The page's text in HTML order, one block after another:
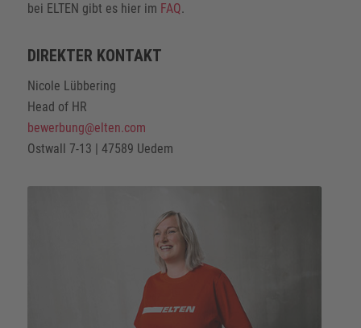
bei ELTEN gibt es hier im FAQ.
DIREKTER KONTAKT
Nicole Lübbering
Head of HR
bewerbung@elten.com
Ostwall 7-13 | 47589 Uedem